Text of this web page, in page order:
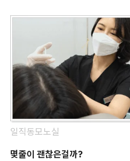
일직동모노실
몇줄이 괜찮은걸까?